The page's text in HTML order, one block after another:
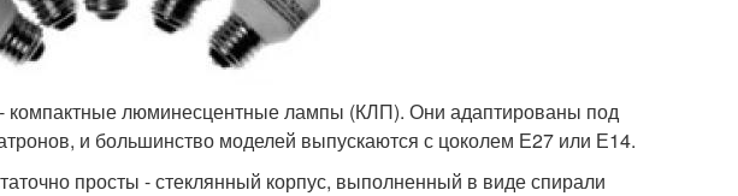
компактные люминесцентные лампы (КЛП). Они адаптированы под
и большинство моделей выпускаются с цоколем Е27 или Е14.
просты - стеклянный корпус, выполненный в виде спирали